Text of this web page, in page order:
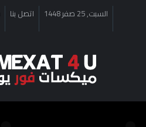
السبت, 25 صفر 1448 اتصل بنا